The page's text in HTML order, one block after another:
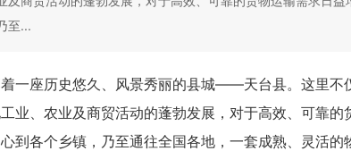
至...
一座历史悠久、风景秀丽的县城——天台县。这里不
业、农业及商贸活动的蓬勃发展，对于高效、可靠
到各个乡镇，乃至通往全国各地，一套成熟、灵活的